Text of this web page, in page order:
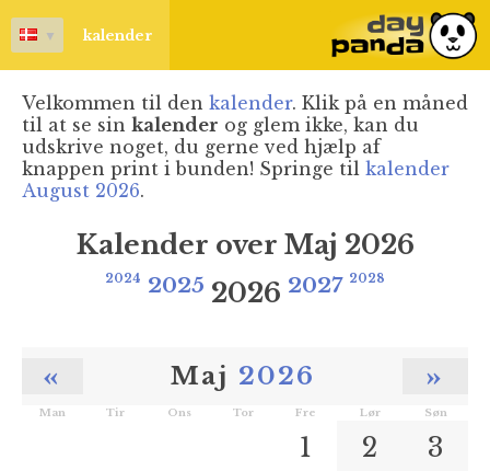
▼ kalender
Velkommen til den kalender. Klik på en måned
til at se sin kalender og glem ikke, kan du
udskrive noget, du gerne ved hjælp af
knappen print i bunden! Springe til kalender
August 2026.
Kalender over Maj 2026
2024 2025 2026 2027 2028
« Maj 2026 »
Man Tir Ons Tor Fre Lør Søn
1 2
3